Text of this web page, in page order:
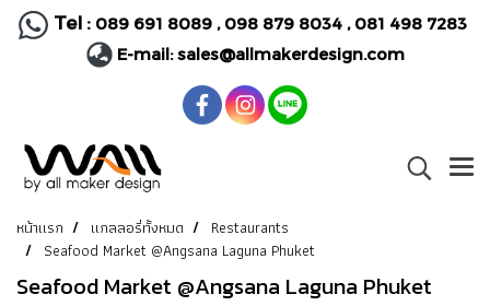
Tel : 089 691 8089, 098 879 8034 , 081 498 7283
E-mail:sales@allmakerdesign.com
หน้าแรก แกลลอรี่ทั้งหมด
Restaurants
Seafood Market @Angsana Laguna Phuket
Seafood Market @Angsana Laguna Phuket